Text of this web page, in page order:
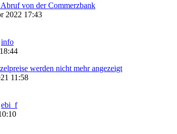
von der Commerzbank
2022 17:43
info
werden nicht mehr angezeigt
11:58
ebi_f